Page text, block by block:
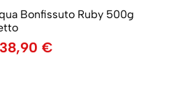
Bonfissuto Ruby 500g
38,90 €